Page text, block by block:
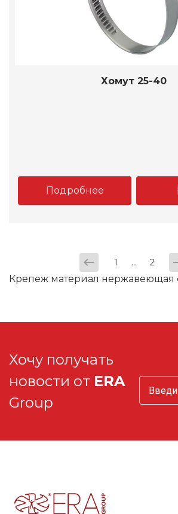
Хомут 25-40
Подробнее
1 ... 2
Крепеж материал нержавеющая
Хочу получать
новости от ERA
Group